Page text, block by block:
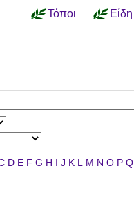
Τόποι Είδη
D E F G H I J K L M N O P Q